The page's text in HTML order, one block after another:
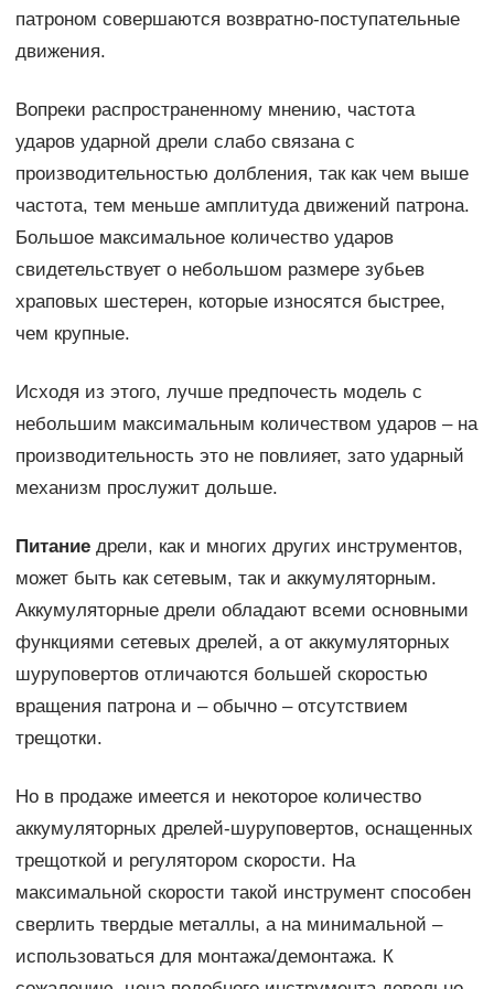
патроном совершаются возвратно-поступательные
движения.
Вопреки распространенному мнению, частота
ударов ударной дрели слабо связана с
производительностью долбления, так как чем выше
частота, тем меньше амплитуда движений патрона.
Большое максимальное количество ударов
свидетельствует о небольшом размере зубьев
храповых шестерен, которые износятся быстрее,
чем крупные.
Исходя из этого, лучше предпочесть модель с
небольшим максимальным количеством ударов – на
производительность это не повлияет, зато ударный
механизм прослужит дольше.
Питаниедрели, как и многих других инструментов,
может быть как сетевым, так и аккумуляторным.
Аккумуляторные дрели обладают всеми основными
функциями сетевых дрелей, а от аккумуляторных
шуруповертов отличаются большей скоростью
вращения патрона и – обычно – отсутствием
трещотки.
Но в продаже имеется и некоторое количество
аккумуляторных дрелей-шуруповертов, оснащенных
трещоткой и регулятором скорости. На
максимальной скорости такой инструмент способен
сверлить твердые металлы, а на минимальной –
использоваться для монтажа/демонтажа. К